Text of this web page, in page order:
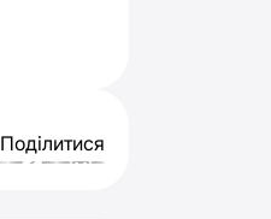
Поділитися